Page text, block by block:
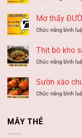
Mơ thấy
Chức năng bình
Thịt bò kho
Chức năng bình
Sườn xào
Chức năng bình
MÂY THẺ